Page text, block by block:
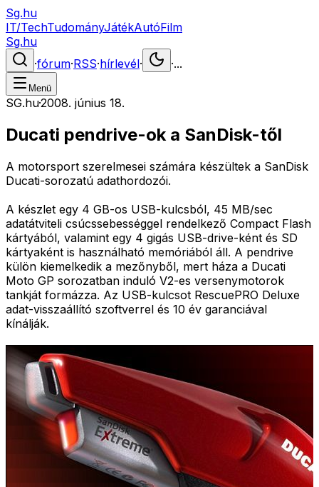
Sg.hu
IT/TechTudományJátékAutóFilm
Sg.hu
·fórum·RSS·hírlevél· ·...
Menü
SG.hu·2008. június 18.
Ducati pendrive-ok a SanDisk-től
A motorsport szerelmesei számára készültek a SanDisk
Ducati-sorozatú adathordozói.
A készlet egy 4 GB-os USB-kulcsból, 45 MB/sec
adatátviteli csúcssebességgel rendelkező Compact Flash
kártyából, valamint egy 4 gigás USB-drive-ként és SD
kártyaként is használható memóriából áll. A pendrive
külön kiemelkedik a mezőnyből, mert háza a Ducati
Moto GP sorozatban induló V2-es versenymotorok
tankját formázza. Az USB-kulcsot RescuePRO Deluxe
adat-visszaállító szoftverrel és 10 év garanciával
kínálják.